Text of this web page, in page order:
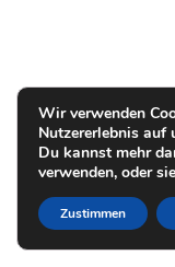
Wir verwenden
Nutzererlebnis auf
Du kannst mehr
verwenden, oder
Zustimmen